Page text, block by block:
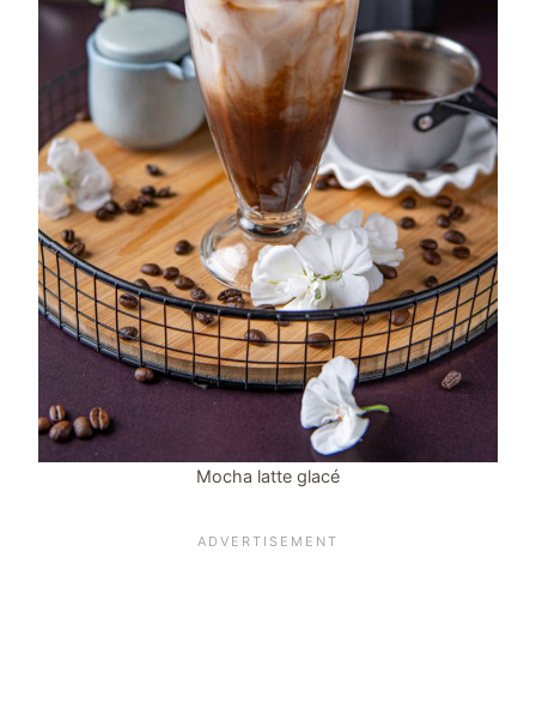
Mocha latte glacé